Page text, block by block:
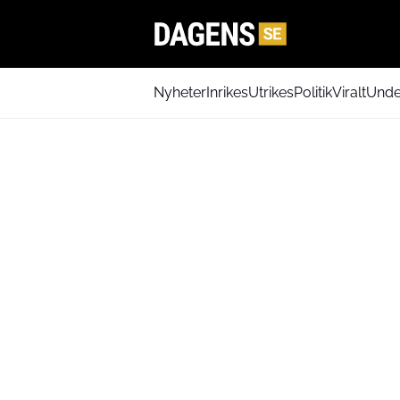
NyheterInrikesUtrikesPolitikViralt